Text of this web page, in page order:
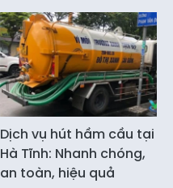
Dịch vụ hút hầm cầu tại
Hà Tĩnh: Nhanh chóng,
an toàn, hiệu quả